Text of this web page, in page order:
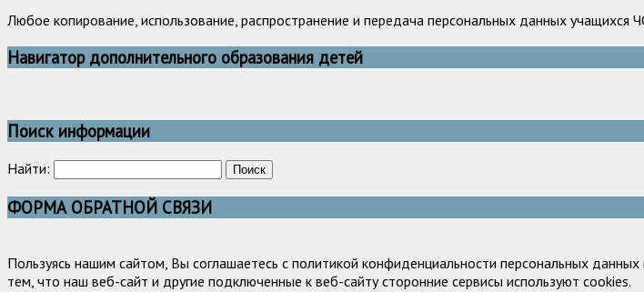
Любое копирование, использование, распространение и передача персональных данных
Навигатор дополнительного образования детей
Поиск информации
Найти:
ФОРМА ОБРАТНОЙ СВЯЗИ
Пользуясь нашим сайтом, Вы соглашаетесь с политикой конфиденциальности персональных
тем, что наш веб-сайт и другие подключенные к веб-сайту сторонние сервисы используют cookies.